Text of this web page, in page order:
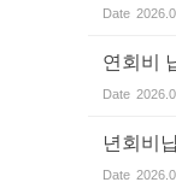
Date
연회비
Date
년회비
Date